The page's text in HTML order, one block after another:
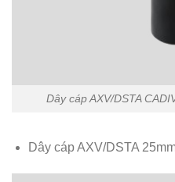
Dây cáp AXV/DSTA
Dây cáp AXV/DSTA